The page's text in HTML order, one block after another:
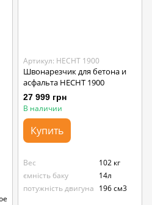
Артикул: HECHT 1900
Швонарезчик для бетона и
асфальта HECHT 1900
27 999 грн
В наличии
Купить
Вес
102 кг
ємність баку
14л
потужність двигуна 196 см3